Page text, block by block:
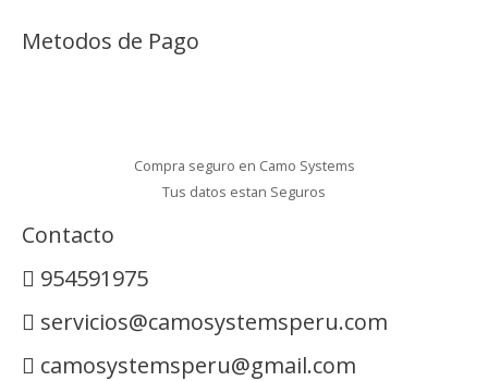
Metodos de Pago
Compra seguro en Camo Systems
Tus datos estan Seguros
Contacto
954591975
servicios@camosystemsperu.com
camosystemsperu@gmail.com